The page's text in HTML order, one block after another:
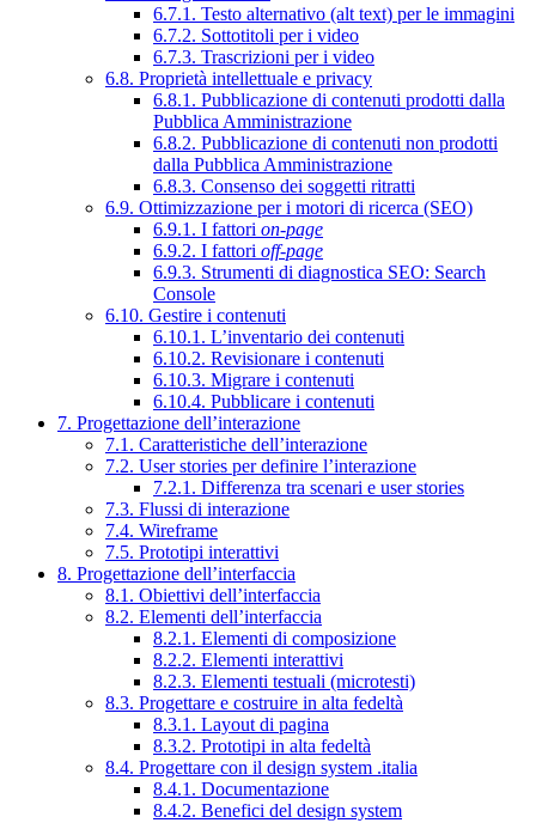
6.7.1. Testo alternativo (alt text) per le immagini
6.7.2. Sottotitoli per i video
6.7.3. Trascrizioni per i video
6.8. Proprietà intellettuale e privacy
6.8.1. Pubblicazione di contenuti prodotti dalla
Pubblica Amministrazione
6.8.2. Pubblicazione di contenuti non prodotti
dalla Pubblica Amministrazione
6.8.3. Consenso dei soggetti ritratti
6.9. Ottimizzazione per i motori di ricerca (SEO)
6.9.1. I fattori on-page
6.9.2. I fattori off-page
6.9.3. Strumenti di diagnostica SEO: Search
Console
6.10. Gestire i contenuti
6.10.1. L’inventario dei contenuti
6.10.2. Revisionare i contenuti
6.10.3. Migrare i contenuti
6.10.4. Pubblicare i contenuti
7. Progettazione dell’interazione
7.1. Caratteristiche dell’interazione
7.2. User stories per definire l’interazione
7.2.1. Differenza tra scenari e user stories
7.3. Flussi di interazione
7.4. Wireframe
7.5. Prototipi interattivi
8. Progettazione dell’interfaccia
8.1. Obiettivi dell’interfaccia
8.2. Elementi dell’interfaccia
8.2.1. Elementi di composizione
8.2.2. Elementi interattivi
8.2.3. Elementi testuali (microtesti)
8.3. Progettare e costruire in alta fedeltà
8.3.1. Layout di pagina
8.3.2. Prototipi in alta fedeltà
8.4. Progettare con il design system .italia
8.4.1. Documentazione
8.4.2. Benefici del design system